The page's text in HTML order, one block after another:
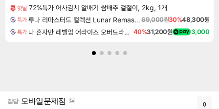
핫딜 72%특가 어사김치 알배기 쌈배추 겉절이, 2kg, 1개
특가 루나 리마스터드 컬렉션 Lunar Remastered Collection69,000원30%48,300원
특가 나 혼자만 레벨업 어라이즈 오버드라이브 디럭스 에디션 Solo Leveling Arise Overdrive Deluxe Edition 40%31,200원 3,000
잡담 모바일문제점 0